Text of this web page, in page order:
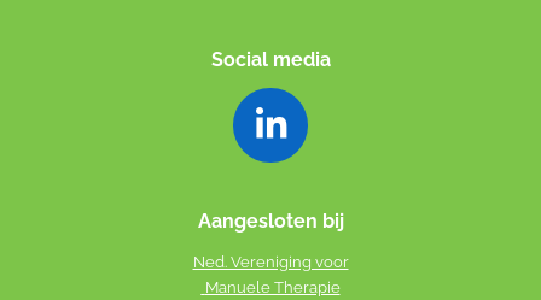
Social media
L
n
e
Aangesloten bij
Ned. Vereniging voor
Manuele Therapie